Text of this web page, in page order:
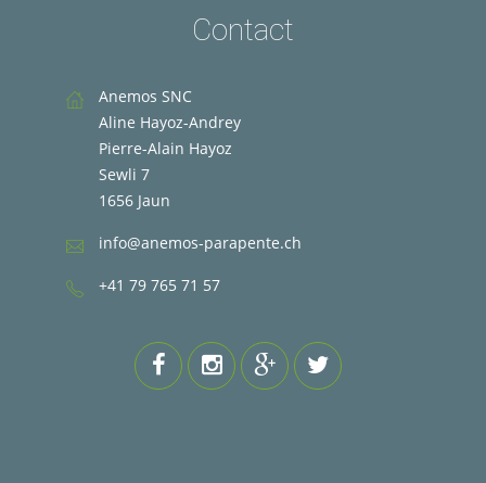
Contact
Anemos SNC
Aline Hayoz-Andrey
Pierre-Alain Hayoz
Sewli 7
1656 Jaun
info@anemos-parapente.ch
+41 79 765 71 57